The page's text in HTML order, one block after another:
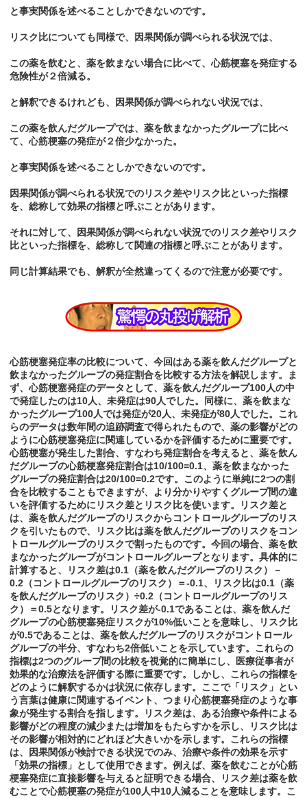
と事実関係を述べることしかできないのです。
リスク比についても同様で、因果関係が調べられる状況では、
この薬を飲むと、薬を飲まない場合に比べて、心筋梗塞を発症する
危険性が２倍減る。
と解釈できるけれども、因果関係が調べられない状況では、
この薬を飲んだグループでは、薬を飲まなかったグループに比べ
て、心筋梗塞の発症が２倍少なかった。
と事実関係を述べることしかできないのです。
因果関係が調べられる状況でのリスク差やリスク比といった指標
を、総称して効果の指標と呼ぶことがあります。
それに対して、因果関係が調べられない状況でのリスク差やリスク
比といった指標を、総称して関連の指標と呼ぶことがあります。
同じ計算結果でも、解釈が全然違ってくるので注意が必要です。
心筋梗塞発症率の比較について、今回はある薬を飲んだグループと
飲まなかったグループの発症割合を比較する方法を解説します。ま
ず、心筋梗塞発症のデータとして、薬を飲んだグループ100人の中
で発症したのは10人、未発症は90人でした。同様に、薬を飲まな
かったグループ100人では発症が20人、未発症が80人でした。これ
らのデータは数年間の追跡調査で得られたもので、薬の影響がどの
ように心筋梗塞発症に関連しているかを評価するために重要です。
心筋梗塞が発生した割合、すなわち発症割合を考えると、薬を飲ん
だグループの心筋梗塞発症割合は10/100=0.1、薬を飲まなかった
グループの発症割合は20/100=0.2です。このように単純に2つの割
合を比較することもできますが、より分かりやすくグループ間の違
いを評価するためにリスク差とリスク比を使います。リスク差と
は、薬を飲んだグループのリスクからコントロールグループのリス
クを引いたもので、リスク比は薬を飲んだグループのリスクをコン
トロールグループのリスクで割ったものです。今回の場合、薬を飲
まなかったグループがコントロールグループとなります。具体的に
計算すると、リスク差は0.1（薬を飲んだグループのリスク）－
0.2（コントロールグループのリスク）＝-0.1、リスク比は0.1（薬
を飲んだグループのリスク）÷0.2（コントロールグループのリス
ク）＝0.5となります。リスク差が-0.1であることは、薬を飲んだ
グループの心筋梗塞発症リスクが10%低いことを意味し、リスク比
が0.5であることは、薬を飲んだグループのリスクがコントロール
グループの半分、すなわち2倍低いことを示しています。これらの
指標は2つのグループ間の比較を視覚的に簡単にし、医療従事者が
効果的な治療法を評価する際に重要です。しかし、これらの指標を
どのように解釈するかは状況に依存します。ここで「リスク」とい
う言葉は健康に関連するイベント、つまり心筋梗塞発症のような事
象が発生する割合を指します。リスク差は、ある治療や条件による
影響がどの程度の減少または増加をもたらすかを示し、リスク比は
その影響が相対的にどれほど大きいかを示します。これらの指標
は、因果関係が検討できる状況でのみ、治療や条件の効果を示す
「効果の指標」として使用できます。例えば、薬を飲むことが心筋
梗塞発症に直接影響を与えると証明できる場合、リスク差は薬を飲
むことで心筋梗塞の発症が100人中10人減ることを意味します。こ